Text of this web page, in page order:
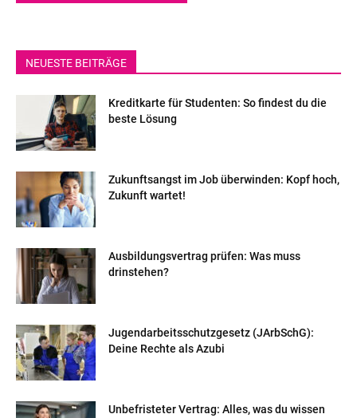
NEUESTE BEITRÄGE
Kreditkarte für Studenten: So findest du die
beste Lösung
Zukunftsangst im Job überwinden: Kopf hoch,
Zukunft wartet!
Ausbildungsvertrag prüfen: Was muss
drinstehen?
Jugendarbeitsschutzgesetz (JArbSchG):
Deine Rechte als Azubi
Unbefristeter Vertrag: Alles, was du wissen